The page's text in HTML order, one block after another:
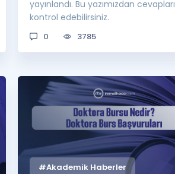
yayınlandı. Bu yazımızdan cevapları
kontrol edebilirsiniz.
0 3785
#Akademik Haberler